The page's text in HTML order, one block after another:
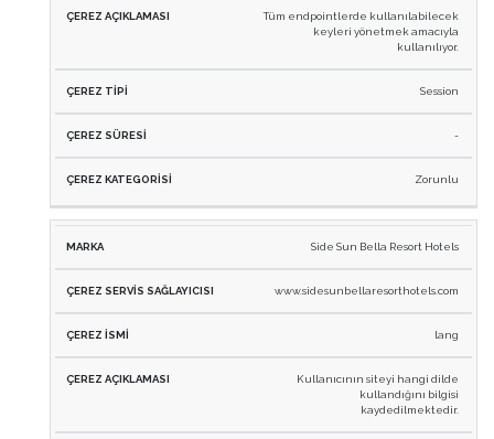
Tüm endpointlerde kullanılabilecek
keyleri yönetmek amacıyla
kullanılıyor.
Session
-
Zorunlu
Side Sun Bella Resort Hotels
www.sidesunbellaresorthotels.com
lang
Kullanıcının siteyi hangi dilde
kullandığını bilgisi
kaydedilmektedir.